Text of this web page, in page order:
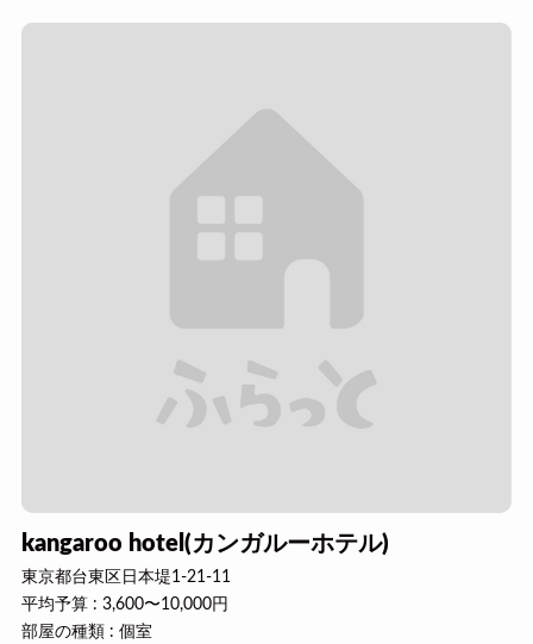
kangaroo hotel(カンガルーホテル)
東京都台東区日本堤1-21-11
平均予算 : 3,600〜10,000円
部屋の種類 : 個室